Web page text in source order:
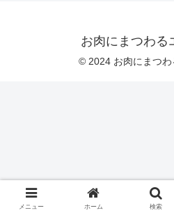
お肉にまつわる
© 2024 お肉にまつわ
メニュー ホーム 検索